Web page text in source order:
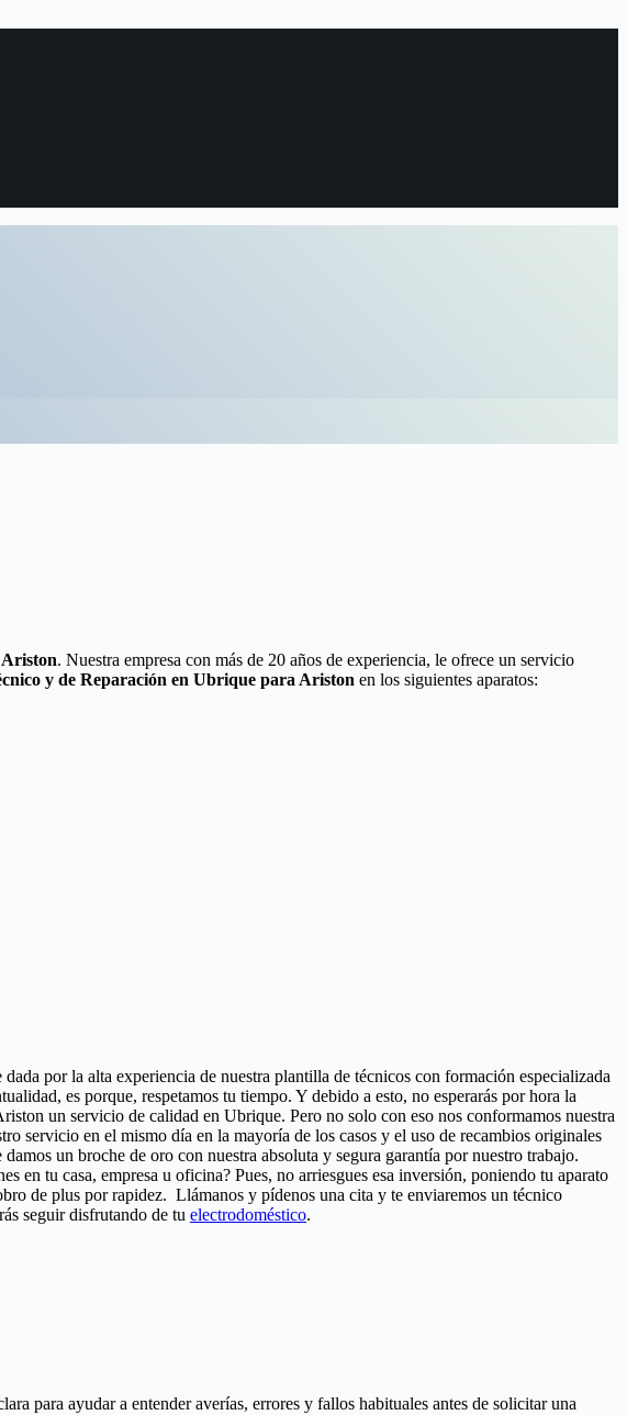
Ariston. Nuestra empresa con más de 20 años de experiencia, le ofrece un servicio
y de Reparación en Ubrique para Ariston en los siguientes aparatos:
por la alta experiencia de nuestra plantilla de técnicos con formación especializada
es porque, respetamos tu tiempo. Y debido a esto, no esperarás por hora la
un servicio de calidad en Ubrique. Pero no solo con eso nos conformamos nuestra
servicio en el mismo día en la mayoría de los casos y el uso de recambios originales
un broche de oro con nuestra absoluta y segura garantía por nuestro trabajo.
en tu casa, empresa u oficina? Pues, no arriesgues esa inversión, poniendo tu aparato
de plus por rapidez. Llámanos y pídenos una cita y te enviaremos un técnico
seguir disfrutando de tu electrodoméstico.
para ayudar a entender averías, errores y fallos habituales antes de solicitar una